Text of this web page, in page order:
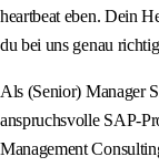
heartbeat eben. Dein
du bei uns genau
Als (Senior) Manager
anspruchsvolle SAP-
Management